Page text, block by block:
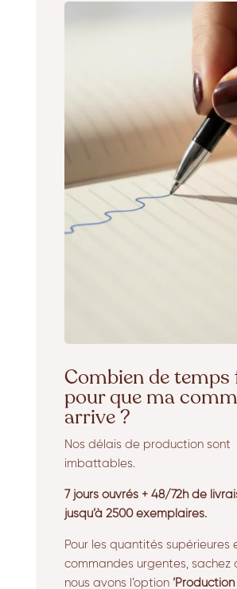
Combien de
pour que ma
arrive ?
Nos délais de production sont
imbattables.
7 jours ouvrés + 48/72h de
jusqu’à 2500 exemplaires.
Pour les quantités supérieures
commandes urgentes, sachez
nous avons l’option ‘Production